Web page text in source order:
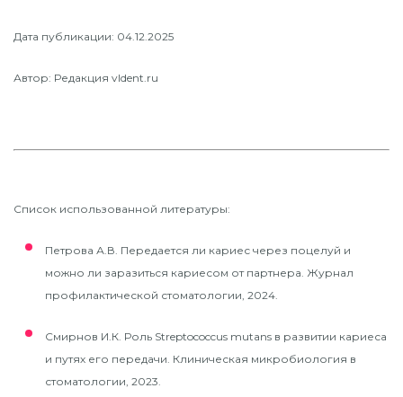
Дата публикации: 04.12.2025
Автор: Редакция vldent.ru
Список использованной литературы:
Петрова А.В. Передается ли кариес через поцелуй и
можно ли заразиться кариесом от партнера. Журнал
профилактической стоматологии, 2024.​
Смирнов И.К. Роль Streptococcus mutans в развитии кариеса
и путях его передачи. Клиническая микробиология в
стоматологии, 2023.​